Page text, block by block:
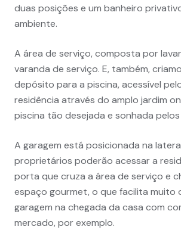
duas posições e um banheiro
ambiente.
A área de serviço, composta por
varanda de serviço. E, também,
depósito para a piscina, acessível
residência através do amplo jardim
piscina tão desejada e sonhada
A garagem está posicionada na
proprietários poderão acessar a
porta que cruza a área de serviço e
espaço gourmet, o que facilita muito
garagem na chegada da casa com
mercado, por exemplo.